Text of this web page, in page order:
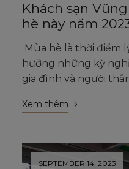
Khách sạn
hè này năm
Mùa hè là thời điểm
hưởng những kỳ
gia đình và người
Xem thêm
SEPTEMBER 14, 2023